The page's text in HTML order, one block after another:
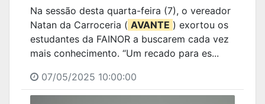
Na sessão desta quarta-feira (7), o vereador
Natan da Carroceria ( AVANTE ) exortou os
estudantes da FAINOR a buscarem cada vez
mais conhecimento. “Um recado para es...
07/05/2025 10:00:00